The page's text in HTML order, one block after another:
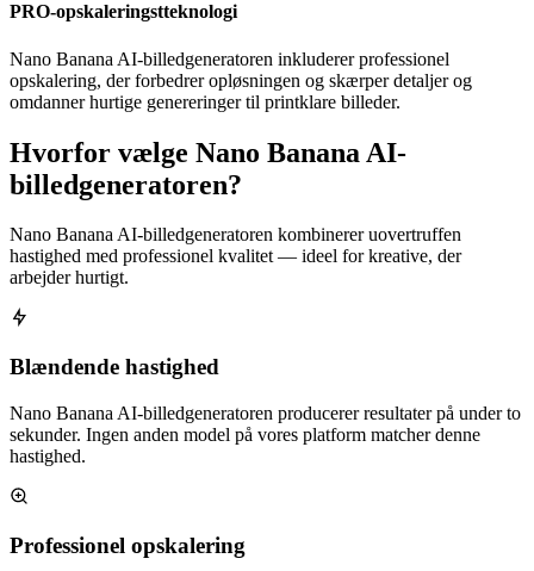
PRO-opskaleringstteknologi
Nano Banana AI-billedgeneratoren inkluderer professionel
opskalering, der forbedrer opløsningen og skærper detaljer og
omdanner hurtige genereringer til printklare billeder.
Hvorfor vælge Nano Banana AI-
billedgeneratoren?
Nano Banana AI-billedgeneratoren kombinerer uovertruffen
hastighed med professionel kvalitet — ideel for kreative, der
arbejder hurtigt.
Blændende hastighed
Nano Banana AI-billedgeneratoren producerer resultater på under to
sekunder. Ingen anden model på vores platform matcher denne
hastighed.
Professionel opskalering